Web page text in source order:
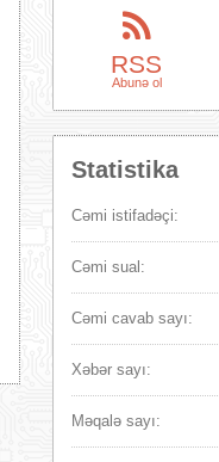
RSS
Abunə ol
Statistika
Cəmi istifadəçi:
Cəmi sual:
Cəmi cavab sayı:
Xəbər sayı:
Məqalə sayı: